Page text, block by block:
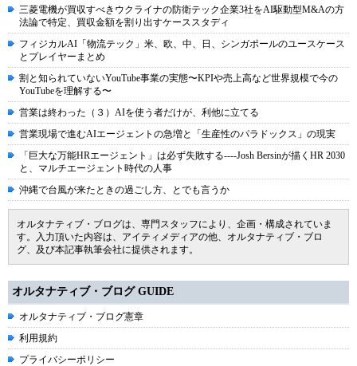
三菱電機が買収すべきウクライナの防衛テック企業3社をAI駆動型M&Aの方
法論で特定、買収金額を割り出すケーススタディ
フィジカルAI「物流テック」米、欧、中、日、シンガポールのユースケース
とプレイヤーまとめ
割と知られていないYouTube事業の実態〜KPIや売上高など世界規模で今の
YouTubeを理解する〜
営業は終わった（３）AIを使う者だけが、利他に立てる
営業現場で進むAIエージェントの急増と「生産性のパラドックス」の現実
「巨大な万能HRエージェント」は必ず失敗する----Josh Bersinが描くHR 2030
と、マルチエージェント時代の人事
沖縄で台風が来たときの過ごし方、とでも言うか
オルタナティブ・ブログは、専門スタッフにより、企画・構成されていま
す。入力頂いた内容は、アイティメディアの他、オルタナティブ・ブロ
グ、及び本記事執筆会社に提供されます。
オルタナティブ・ブログ GUIDE
オルタナティブ・ブログ憲章
利用規約
プライバシーポリシー